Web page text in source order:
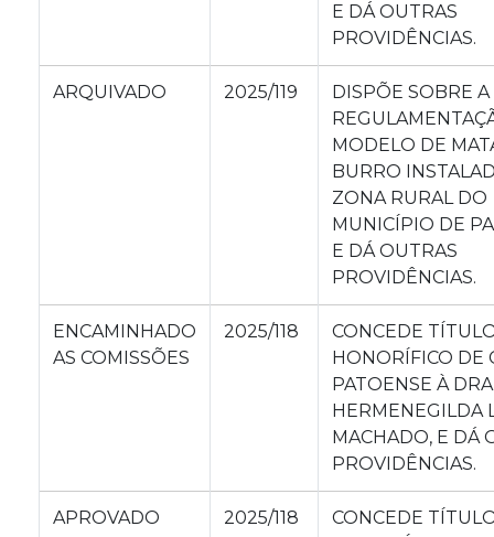
E DÁ OUTRAS
PROVIDÊNCIAS.
ARQUIVADO 2025/119
DISPÕE SOBRE A
MODELO DE
BURRO
ZONA RURAL DO
MUNICÍPIO DE
E DÁ OUTRAS
PROVIDÊNCIAS.
ENCAMINHADO
AS COMISSÕES
2025/118
CONCEDE
HONORÍFICO DE
PATOENSE À
HERMENEGILDA
MACHADO, E DÁ
PROVIDÊNCIAS.
APROVADO 2025/118
CONCEDE